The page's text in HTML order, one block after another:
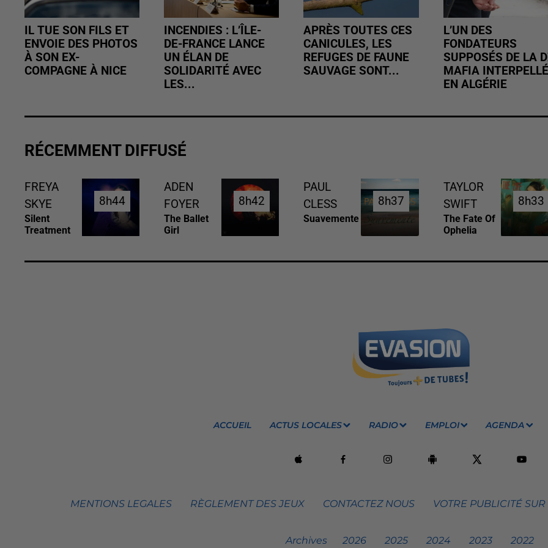
IL TUE SON FILS ET
ENVOIE DES PHOTOS
À SON EX-
COMPAGNE À NICE
INCENDIES : L’ÎLE-
DE-FRANCE LANCE
UN ÉLAN DE
SOLIDARITÉ AVEC
LES...
APRÈS TOUTES CES
CANICULES, LES
REFUGES DE FAUNE
SAUVAGE SONT...
L’UN DES
FONDATEURS
SUPPOSÉS DE LA
MAFIA INTERPELLÉ
EN ALGÉRIE
RÉCEMMENT DIFFUSÉ
FREYA
SKYE
Silent
Treatment
8h44
8h44
ADEN
FOYER
The Ballet
Girl
8h42
8h42
PAUL
CLESS
Suavemente
8h37
8h37
TAYLOR
SWIFT
The Fate Of
Ophelia
8h33
8h33
ACCUEIL ACTUS LOCALES RADIO EMPLOI AGENDA
MENTIONS LEGALES RÈGLEMENT DES JEUX CONTACTEZ NOUS VOTRE PUBLICITÉ
Archives 2026 2025 2024 2023 2022